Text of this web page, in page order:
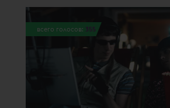
всего голосов: 355